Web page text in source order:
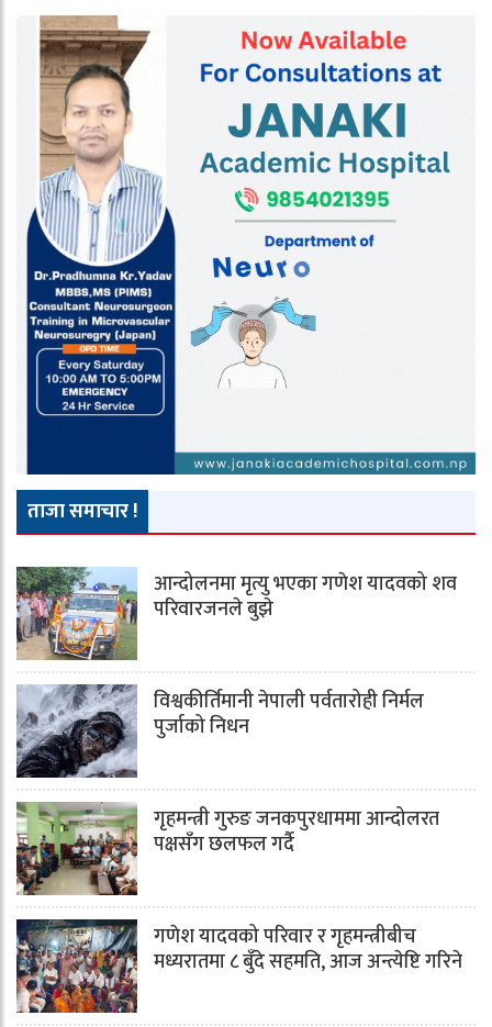
ताजा समाचार !
आन्दोलनमा मृत्यु भएका गणेश यादवको शव
परिवारजनले बुझे
विश्वकीर्तिमानी नेपाली पर्वतारोही निर्मल
पुर्जाको निधन
गृहमन्त्री गुरुङ जनकपुरधाममा आन्दोलरत
पक्षसँग छलफल गर्दै
गणेश यादवको परिवार र गृहमन्त्रीबीच
मध्यरातमा ८ बुँदे सहमति, आज अन्त्येष्टि गरिने